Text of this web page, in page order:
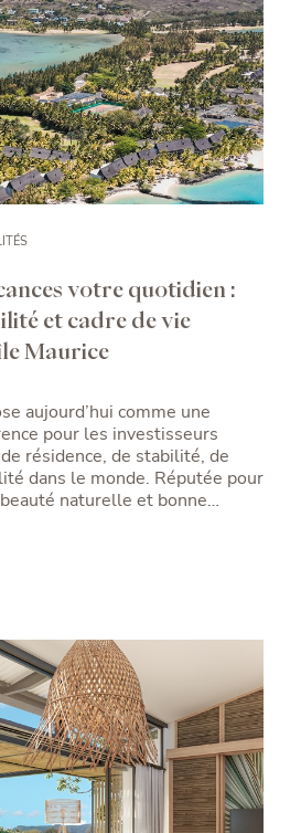
votre quotidien :
et cadre de vie
Maurice
aujourd’hui comme une
pour les investisseurs
résidence, de stabilité, de
dans le monde. Réputée pour
naturelle et bonne
un système juridique